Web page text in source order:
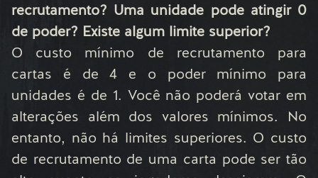
recrutamento? Uma unidade pode atingir 0
de poder? Existe algum limite superior?
O custo mínimo de recrutamento para
cartas é de 4 e o poder mínimo para
unidades é de 1. Você não poderá votar em
alterações além dos valores mínimos. No
entanto, não há limites superiores. O custo
de recrutamento de uma carta pode ser tão